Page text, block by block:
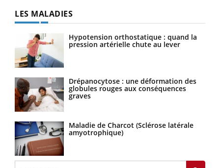
LES MALADIES
Hypotension orthostatique : quand la
pression artérielle chute au lever
Drépanocytose : une déformation des
globules rouges aux conséquences
graves
Maladie de Charcot (Sclérose latérale
amyotrophique)